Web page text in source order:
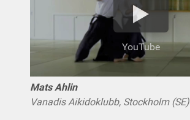
YouTube
Mats Ahlin
Vanadis Aikidoklubb, Stockholm (SE)